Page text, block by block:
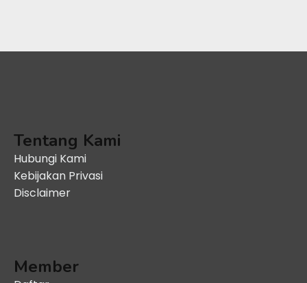
Tentang Kami
Hubungi Kami
Kebijakan Privasi
Disclaimer
Member